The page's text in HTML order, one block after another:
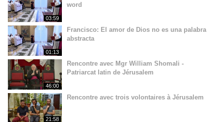
03:59
word
01:13
Francisco: El amor de Dios no es una palabra
abstracta
46:00
Rencontre avec Mgr William Shomali -
Patriarcat latin de Jérusalem
21:58
Rencontre avec trois volontaires à Jérusalem